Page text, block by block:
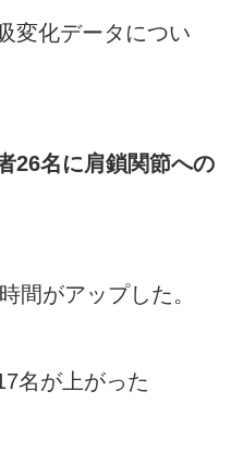
変化データについ
26名に肩鎖関節への
間がアップした。
名が上がった